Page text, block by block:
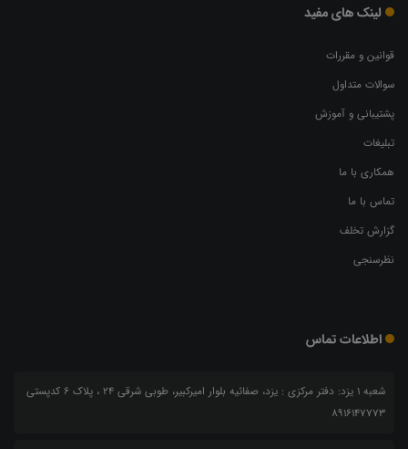
لینک های مفید
قوانین و مقررات
سوالات متداول
پشتیبانی و آموزش
تبلیغات
همکاری با ما
تماس با ما
گزارش تخلف
نظرسنجی
اطلاعات تماس
شعبه 1 یزد: دفتر مرکزی : یزد، صفائیه بلوار امیرکبیر، طوبی شرقی 24 ، پلاک 6 کدپستی
8916147773